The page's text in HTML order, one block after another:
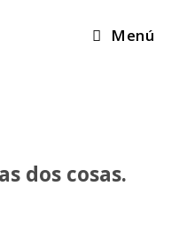
Menú
dos cosas.